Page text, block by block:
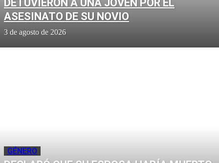
DETUVIERON A UNA JOVEN POR EL
ASESINATO DE SU NOVIO
3 de agosto de 2026
GÉNERO